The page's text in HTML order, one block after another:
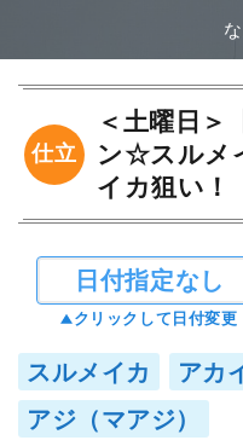
仕立
＜土曜日＞
ン☆スルメ
イカ狙い！
日付指定なし
クリックして日付変更
スルメイカ
アカ
アジ（マアジ）